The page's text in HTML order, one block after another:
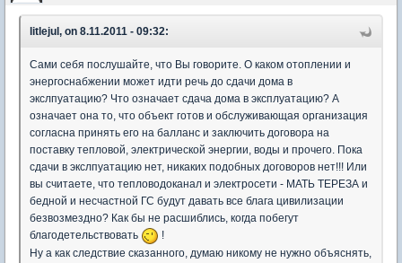
litlejul, on 8.11.2011 - 09:32:
Сами себя послушайте, что Вы говорите. О каком отоплении и
энергоснабжении может идти речь до сдачи дома в
экслпуатацию? Что означает сдача дома в эксплуатацию? А
означает она то, что объект готов и обслуживающая организация
согласна принять его на балланс и заключить договора на
поставку тепловой, электрической энергии, воды и прочего. Пока
сдачи в экслпуатацию нет, никаких подобных договоров нет!!! Или
вы считаете, что тепловодоканал и электросети - МАТЬ ТЕРЕЗА и
бедной и несчастной ГС будут давать все блага цивилизации
безвозмездно? Как бы не расшиблись, когда побегут
благодетельствовать
!
Ну а как следствие сказанного, думаю никому не нужно объяснять,